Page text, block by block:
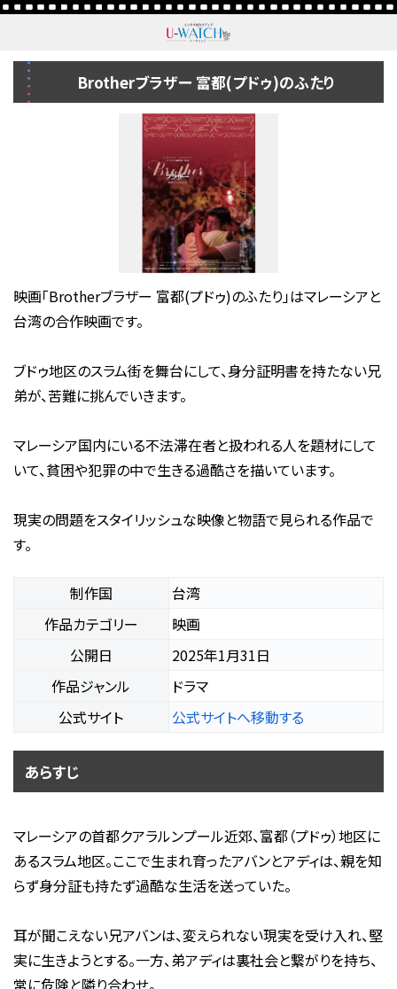
Brotherブラザー 富都(プドゥ)のふたり
映画「Brotherブラザー 富都(プドゥ)のふたり」はマレーシアと
台湾の合作映画です。
ブドゥ地区のスラム街を舞台にして、身分証明書を持たない兄
弟が、苦難に挑んでいきます。
マレーシア国内にいる不法滞在者と扱われる人を題材にして
いて、貧困や犯罪の中で生きる過酷さを描いています。
現実の問題をスタイリッシュな映像と物語で見られる作品で
す。
制作国
台湾
作品カテゴリー
映画
公開日
2025年1月31日
作品ジャンル
ドラマ
公式サイト
公式サイトへ移動する
あらすじ
マレーシアの首都クアラルンプール近郊、富都（プドゥ）地区に
あるスラム地区。ここで生まれ育ったアバンとアディは、親を知
らず身分証も持たず過酷な生活を送っていた。
耳が聞こえない兄アバンは、変えられない現実を受け入れ、堅
実に生きようとする。一方、弟アディは裏社会と繋がりを持ち、
常に危険と隣り合わせ。